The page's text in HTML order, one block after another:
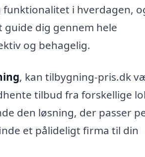
i hverdagen,
dig gennem hele
og behagelig.
, kan tilbygning-pris.dk
tilbud fra forskellige
den løsning, der passer
et pålideligt firma til din